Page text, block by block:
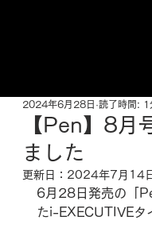
【Pen】8月
ました
2024年6月28日 読了時間: 1
更新日： 2024年7月14
6月28日発売の「
たi-EXECUTIVEタ